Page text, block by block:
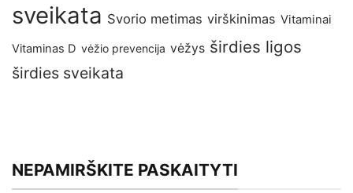
sveikata Svorio metimas virškinimas Vitaminai
Vitaminas D vėžio prevencija vėžys širdies ligos
širdies sveikata
NEPAMIRŠKITE PASKAITYTI